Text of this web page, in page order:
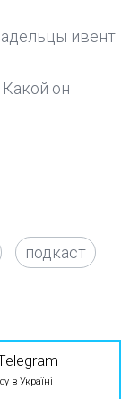
ивент
он
подкаст
в Україні